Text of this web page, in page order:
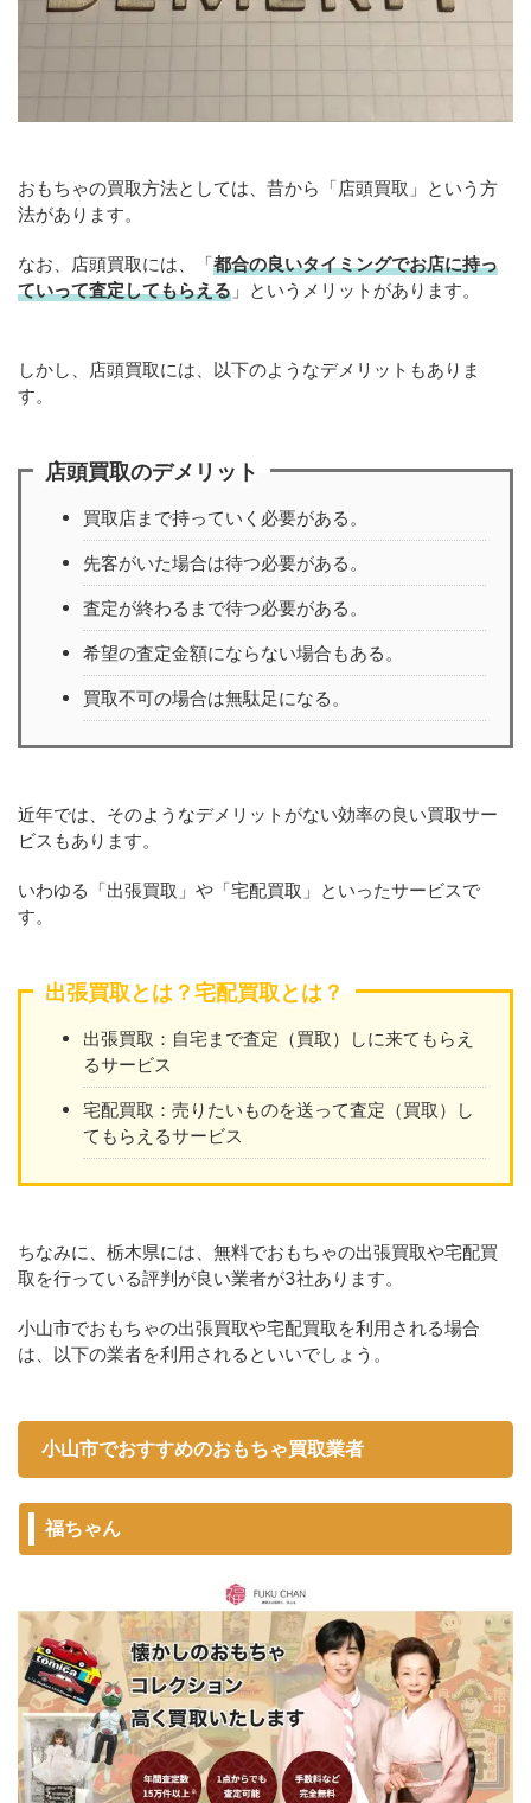
おもちゃの買取方法としては、昔から「店頭買取」という方
法があります。
なお、店頭買取には、「都合の良いタイミングでお店に持っ
ていって査定してもらえる 」というメリットがあります。
しかし、店頭買取には、以下のようなデメリットもありま
す。
店頭買取のデメリット
買取店まで持っていく必要がある。
先客がいた場合は待つ必要がある。
査定が終わるまで待つ必要がある。
希望の査定金額にならない場合もある。
買取不可の場合は無駄足になる。
近年では、そのようなデメリットがない効率の良い買取サー
ビスもあります。
いわゆる「出張買取」や「宅配買取」といったサービスで
す。
出張買取とは？宅配買取とは？
出張買取：自宅まで査定（買取）しに来てもらえ
るサービス
宅配買取：売りたいものを送って査定（買取）し
てもらえるサービス
ちなみに、栃木県には、無料でおもちゃの出張買取や宅配買
取を行っている評判が良い業者が3社あります。
小山市でおもちゃの出張買取や宅配買取を利用される場合
は、以下の業者を利用されるといいでしょう。
小山市でおすすめのおもちゃ買取業者
福ちゃん